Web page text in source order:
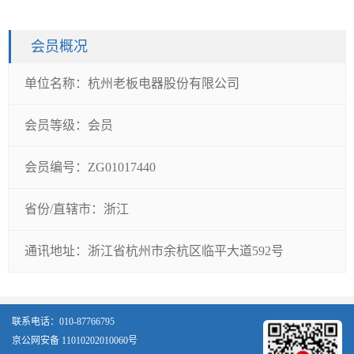
会员概况
单位名称： 杭州老板电器股份有限公司
会员等级： 会员
会员编号： ZG01017440
省份/直辖市： 浙江
通讯地址： 浙江省杭州市余杭区临平大道592号
联系电话：010-87766795
京公网安备 11010202010060号